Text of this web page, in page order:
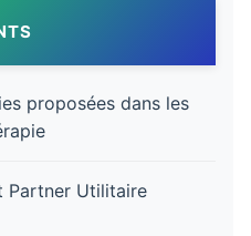
proposées dans les
Partner Utilitaire